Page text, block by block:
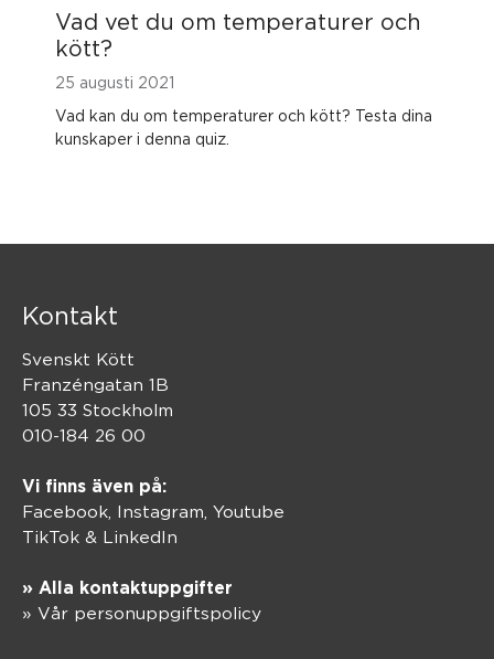
Vad vet du om temperaturer och
kött?
25 augusti 2021
Vad kan du om temperaturer och kött? Testa dina
kunskaper i denna quiz.
Kontakt
Svenskt Kött
Franzéngatan 1B
105 33 Stockholm
010-184 26 00
Vi finns även på:
Facebook, Instagram Youtube
TikTok & LinkedIn
» Alla kontaktuppgifter
» Vår personuppgiftspolicy